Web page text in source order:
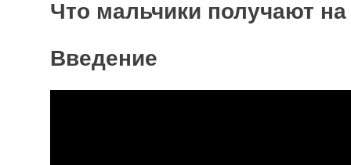
Что мальчики получают на
Введение